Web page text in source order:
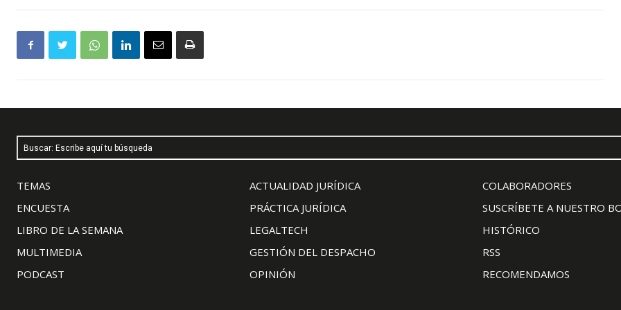
Buscar: Escribe aquí tu búsqueda
TEMAS
ENCUESTA
LIBRO DE LA SEMANA
MULTIMEDIA
PODCAST
ACTUALIDAD JURÍDICA
PRÁCTICA JURÍDICA
LEGALTECH
GESTIÓN DEL DESPACHO
OPINIÓN
COLABORADORES
SUSCRÍBETE A NUESTRO
HISTÓRICO
RSS
RECOMENDAMOS